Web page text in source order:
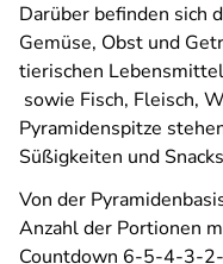
Darüber befinden sich
Gemüse, Obst und
tierischen
sowie Fisch, Fleisch,
Pyramidenspitze
Süßigkeiten und
Von der
Anzahl der Portionen
Countdown 6-5-4-3-